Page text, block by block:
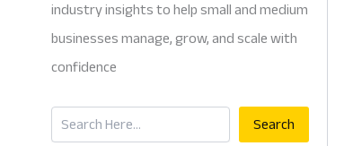
industry insights to help small and medium
businesses manage, grow, and scale with
confidence
Search Search